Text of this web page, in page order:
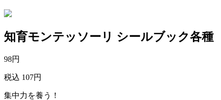
知育モンテッソーリ シールブック各種
98円
税込 107円
集中力を養う！